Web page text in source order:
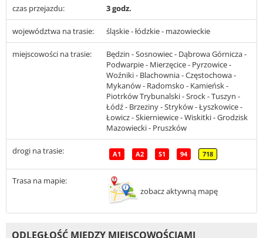
czas przejazdu: 3 godz.
województwa na trasie: śląskie - łódzkie - mazowieckie
miejscowości na trasie:
Będzin - Sosnowiec - Dąbrowa Górnicza -
Podwarpie - Mierzęcice - Pyrzowice -
Woźniki - Blachownia - Częstochowa -
Mykanów - Radomsko - Kamieńsk -
Piotrków Trybunalski - Srock - Tuszyn -
Łódź - Brzeziny - Stryków - Łyszkowice -
Łowicz - Skierniewice - Wiskitki - Grodzisk
Mazowiecki - Pruszków
drogi na trasie: A1 A2 S1 94 718
Trasa na mapie:
zobacz aktywną mapę
ODLEGŁOŚĆ MIĘDZY MIEJSCOWOŚCIAMI